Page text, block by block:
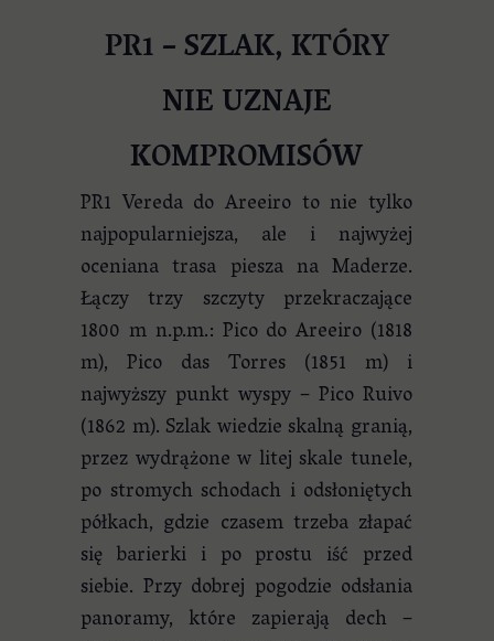
PR1 – SZLAK, KTÓRY
NIE UZNAJE
KOMPROMISÓW
PR1 Vereda do Areeiro to nie tylko
najpopularniejsza, ale i najwyżej
oceniana trasa piesza na Maderze.
Łączy trzy szczyty przekraczające
1800 m n.p.m.: Pico do Areeiro (1818
m), Pico das Torres (1851 m) i
najwyższy punkt wyspy – Pico Ruivo
(1862 m). Szlak wiedzie skalną granią,
przez wydrążone w litej skale tunele,
po stromych schodach i odsłoniętych
półkach, gdzie czasem trzeba złapać
się barierki i po prostu iść przed
siebie. Przy dobrej pogodzie odsłania
panoramy, które zapierają dech –